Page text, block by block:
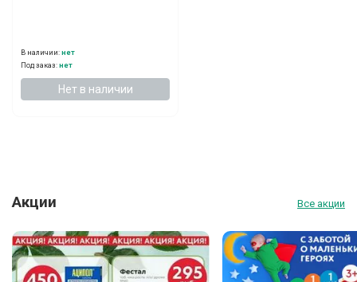
В наличии: нет
Под заказ: нет
Нет в наличии
Акции Все акции